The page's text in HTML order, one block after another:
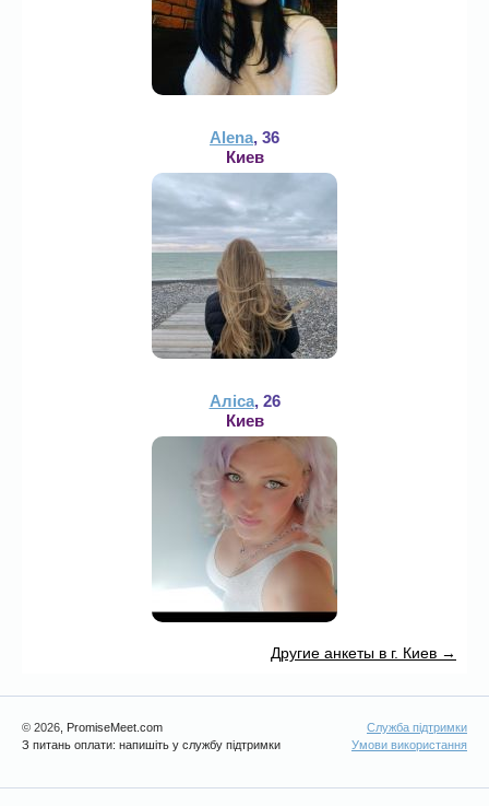
Alena, 36
Киев
Аліса, 26
Киев
Другие анкеты в г. Киев →
Служба підтримки
Умови використання
© 2026 , PromiseMeet.com
З питань оплати: напишіть у службу підтримки